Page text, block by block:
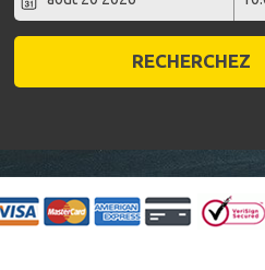
RECHERCHEZ